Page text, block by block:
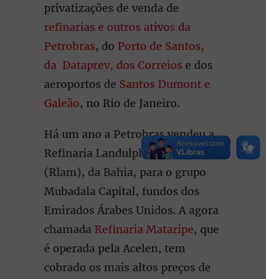
privatizações de venda de
refinarias e outros ativos da
Petrobras, do Porto de Santos,
da Dataprev, dos Correios e dos
aeroportos de Santos Dumont e
Galeão, no Rio de Janeiro.
Há um ano a Petrobras vendeu a
Refinaria Landulpho Alves
(Rlam), da Bahia, para o grupo
Mubadala Capital, fundos dos
Emirados Árabes Unidos. A agora
chamada Refinaria Mataripe, que
é operada pela Acelen, tem
cobrado os mais altos preços de